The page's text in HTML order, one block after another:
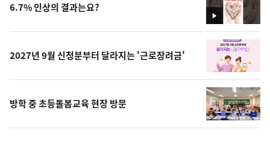
영
상
6.7% 인상의 결과는요?
2027년 9월 신청분부터 달라지는 '근로장려금'
방학 중 초등돌봄교육 현장 방문